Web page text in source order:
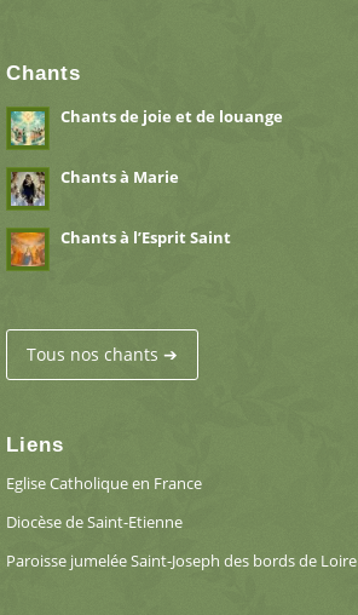
Chants
Chants de joie et de louange
Chants à Marie
Chants à l’Esprit Saint
Tous nos chants ➔
Liens
Eglise Catholique en France
Diocèse de Saint-Etienne
Paroisse jumelée Saint-Joseph des bords de Loire